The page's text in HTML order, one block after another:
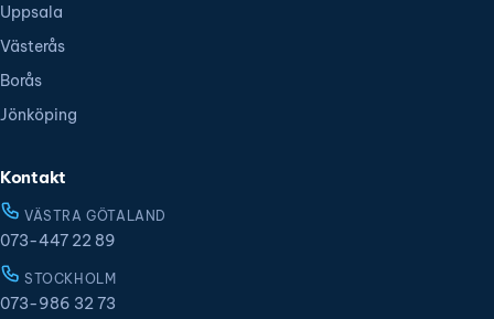
Uppsala
Västerås
Borås
Jönköping
Kontakt
VÄSTRA GÖTALAND
073-447 22 89
STOCKHOLM
073-986 32 73